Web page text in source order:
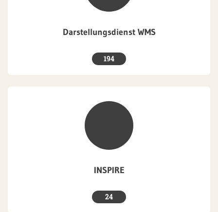
Darstellungsdienst WMS
194
INSPIRE
24